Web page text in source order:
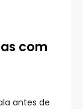
com
antes de